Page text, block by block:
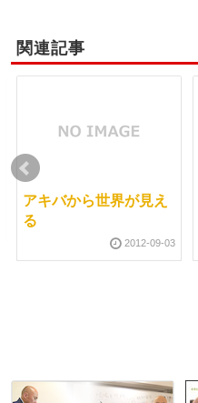
関連記事
アキバから世界が見え
る
2012-09-03